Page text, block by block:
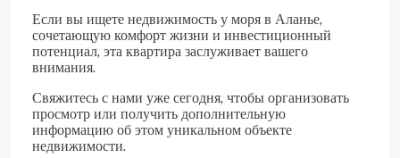
Если вы ищете недвижимость у моря в Аланье,
сочетающую комфорт жизни и инвестиционный
потенциал, эта квартира заслуживает вашего
внимания.
Свяжитесь с нами уже сегодня, чтобы организовать
просмотр или получить дополнительную
информацию об этом уникальном объекте
недвижимости.